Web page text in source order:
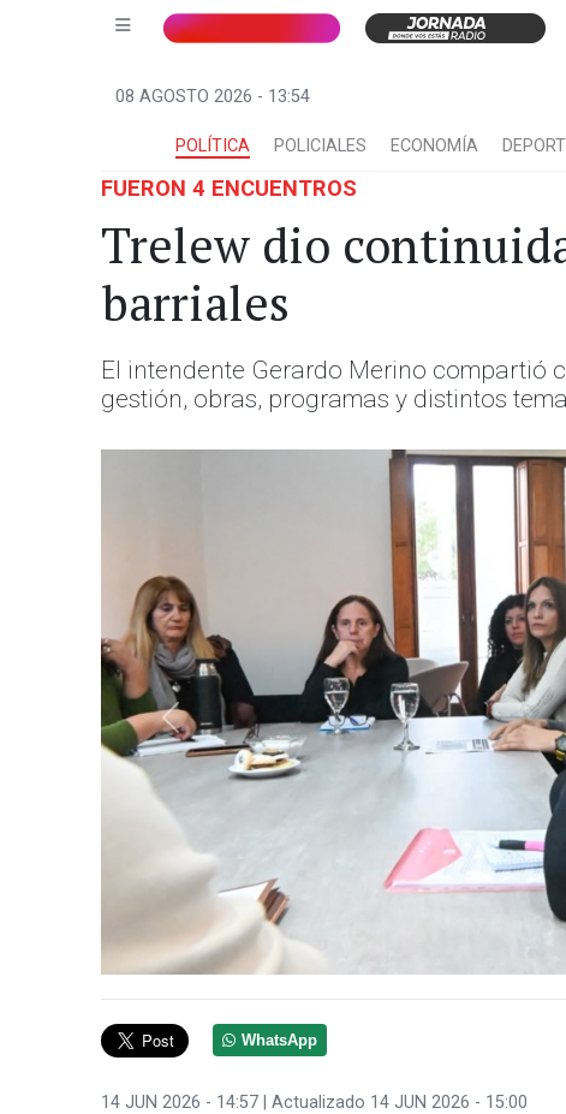
08 AGOSTO 2026 - 13:54
POLÍTICA POLICIALES ECONOMÍA
FUERON 4 ENCUENTROS
Trelew dio
barriales
El intendente Gerardo Merino compartió
gestión, obras, programas y distintos
Anterior
WhatsApp
14 JUN 2026 - 14:57 | Actualizado 14 JUN 2026 - 15:00